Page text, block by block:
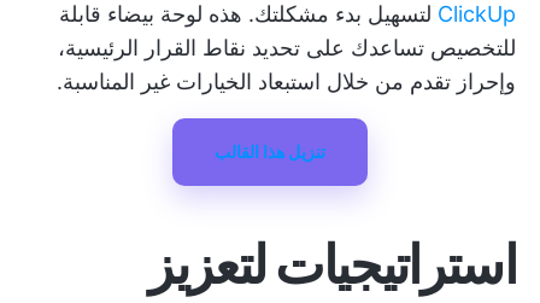
ClickUp لتسهيل بدء مشكلتك. هذه لوحة بيضاء قابلة
للتخصيص تساعدك على تحديد نقاط القرار الرئيسية،
وإحراز تقدم من خلال استبعاد الخيارات غير المناسبة.
تنزيل هذا القالب
استراتيجيات لتعزيز